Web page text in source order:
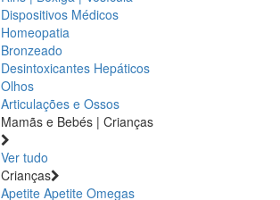
Dispositivos Médicos
Homeopatia
Bronzeado
Desintoxicantes Hepáticos
Olhos
Articulações e Ossos
Mamãs e Bebés | Crianças
Ver tudo
Crianças
Apetite Apetite Omegas